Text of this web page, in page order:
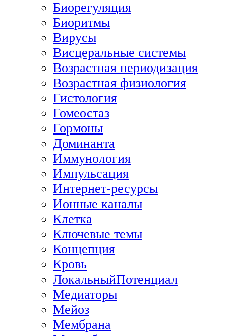
Биорегуляция
Биоритмы
Вирусы
Висцеральные системы
Возрастная периодизация
Возрастная физиология
Гистология
Гомеостаз
Гормоны
Доминанта
Иммунология
Импульсация
Интернет-ресурсы
Ионные каналы
Клетка
Ключевые темы
Концепция
Кровь
ЛокальныйПотенциал
Медиаторы
Мейоз
Мембрана